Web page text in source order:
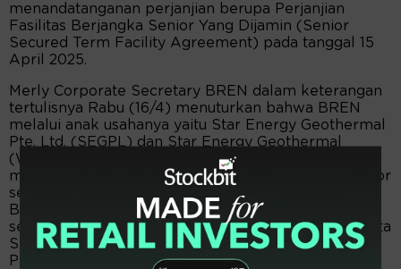
menandatanganan perjanjian berupa Perjanjian
Fasilitas Berjangka Senior Yang Dijamin (Senior
Secured Term Facility Agreement) pada tanggal 15
April 2025.
Merly Corporate Secretary BREN dalam keterangan
tertulisnya Rabu (16/4) menuturkan bahwa BREN
melalui anak usahanya yaitu Star Energy Geothermal
Pte. Ltd. (SEGPL) dan Star Energy Geothermal
(Wayang Windu) Limited (SEGWWL)
menandatangani Perjanjian Fasilitas Berjangka Senior
senilai USD139.500.000 dengan Sumitomo Mitsui
Banking Corporation Singapore Branch (SMBC)
sebagai Agen, Agen Jaminan dan Account Bank serta
SMBC dan DBS Bank Ltd. (DBS Bank) sebagai
Pemberi Pinjaman Awal dan Green Loan